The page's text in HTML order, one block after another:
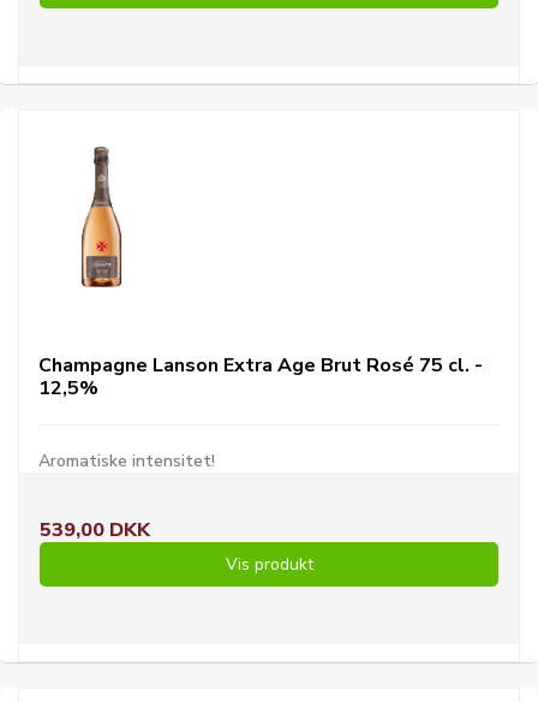
Champagne Lanson Extra Age Brut Rosé 75 cl. -
12,5%
Aromatiske intensitet!
539,00 DKK
Vis produkt